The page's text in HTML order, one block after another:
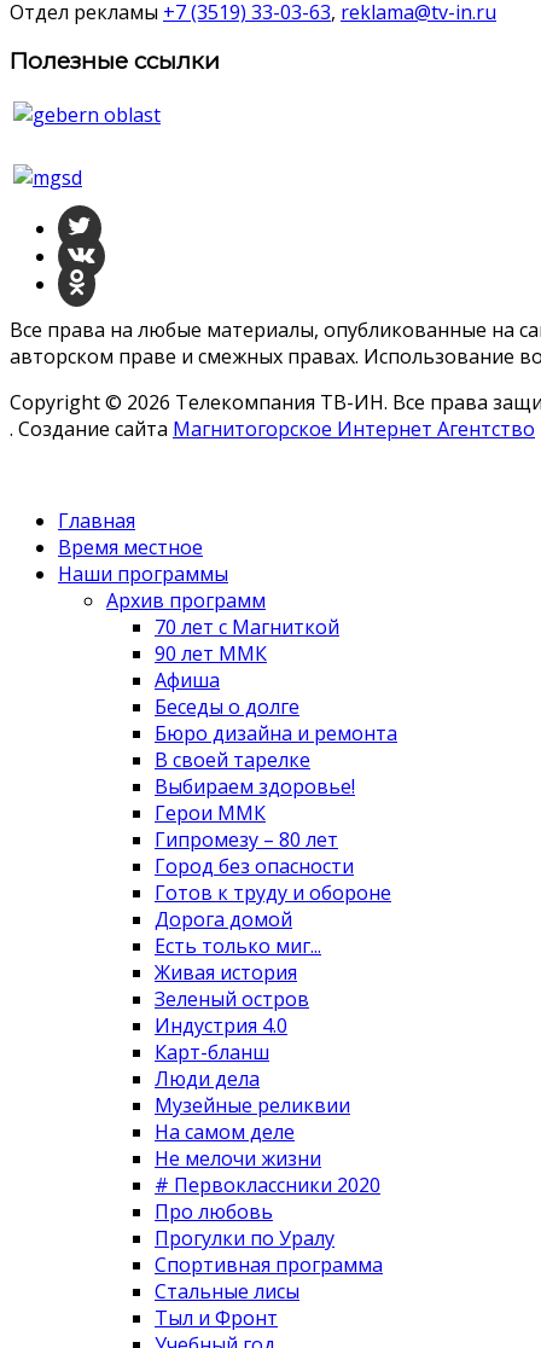
Отдел рекламы +7 (3519) 33-03-63, reklama@tv-in.ru
Полезные ссылки
Все права на любые материалы, опубликованные на
авторском праве и смежных правах. Использование
Copyright © 2026 Телекомпания ТВ-ИН. Все права
. Создание сайта Магнитогорское Интернет Агентство
Главная
Время местное
Наши программы
Архив программ
70 лет с Магниткой
90 лет ММК
Афиша
Беседы о долге
Бюро дизайна и ремонта
В своей тарелке
Выбираем здоровье!
Герои ММК
Гипромезу – 80 лет
Город без опасности
Готов к труду и обороне
Дорога домой
Есть только миг...
Живая история
Зеленый остров
Индустрия 4.0
Карт-бланш
Люди дела
Музейные реликвии
На самом деле
Не мелочи жизни
# Первоклассники 2020
Про любовь
Прогулки по Уралу
Спортивная программа
Стальные лисы
Тыл и Фронт